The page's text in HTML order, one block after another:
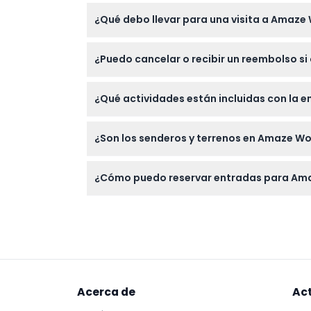
¿Qué debo llevar para una visita a Amaze
cómodamente.
¿Puedo cancelar o recibir un reembolso
¿Qué actividades están incluidas con la
aumentada y áreas familiares como el
¿Son los senderos y terrenos en Amaze
planificar su visita.
¿Cómo puedo reservar entradas para
Acerca de